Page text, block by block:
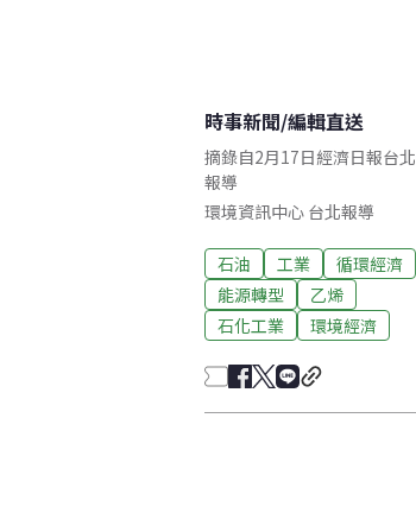
時事新聞/編輯直送
摘錄自2月17日經濟日報台北
報導
環境資訊中心 台北報導
石油 工業
循環經濟
能源轉型
乙烯
石化工業
環境經濟